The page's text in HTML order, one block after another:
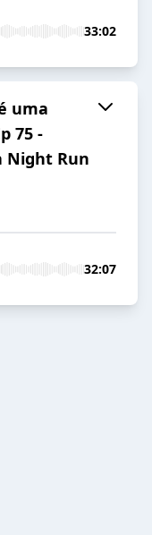
33:02
uma
75 -
Night Run
32:07